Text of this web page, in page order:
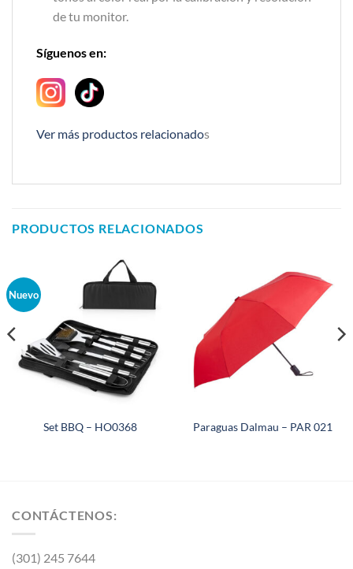
de tu monitor.
Síguenos en:
Ver más productos relacionados
PRODUCTOS RELACIONADOS
Nuevo
Set BBQ – HO0368 Paraguas Dalmau – PAR 021
CONTÁCTENOS:
(301) 245 7644